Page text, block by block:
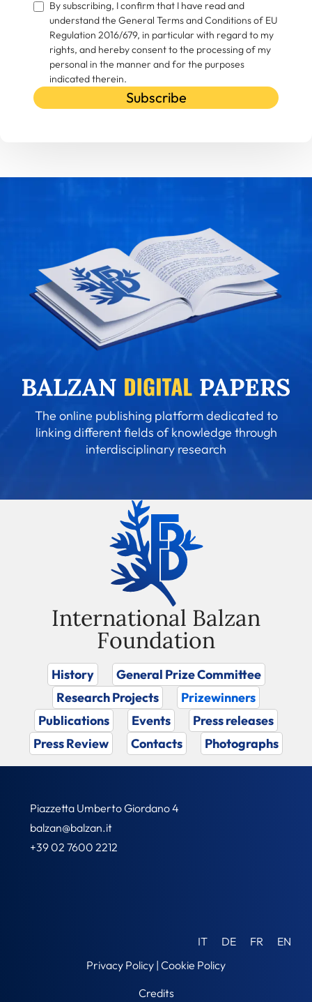
By subscribing, I confirm that I have read and
understand the General Terms and Conditions of EU
Regulation 2016/679, in particular with regard to my
rights, and hereby consent to the processing of my
personal in the manner and for the purposes
indicated therein.
Subscribe
The online publishing platform dedicated to
linking different fields of knowledge through
interdisciplinary research
International Balzan
Foundation
History
General Prize Committee
Research Projects
Prizewinners
Publications
Events
Press releases
Press Review
Contacts Photographs
Piazzetta Umberto Giordano 4
balzan@balzan.it
+39 02 7600 2212
IT DE FR
EN
Privacy Policy | Cookie Policy
Credits